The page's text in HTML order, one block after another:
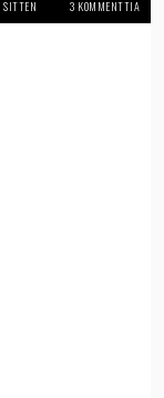
SITTEN 3 KOMMENTTIA